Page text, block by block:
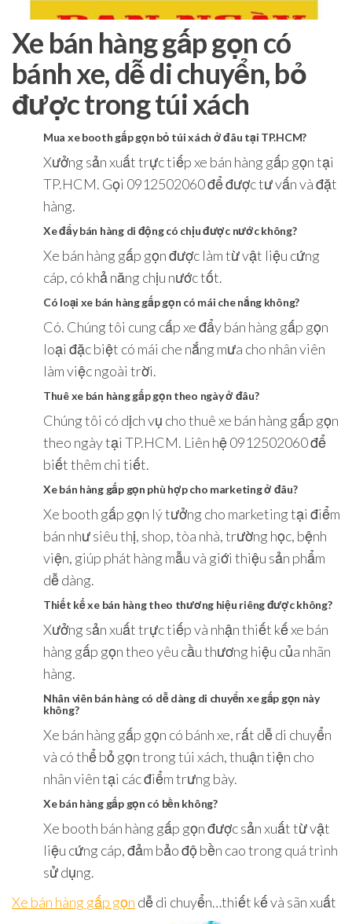
Xe bán hàng gấp gọn có
bánh xe, dễ di chuyển, bỏ
được trong túi xách
Mua xe booth gấp gọn bỏ túi xách ở đâu tại TP.HCM?
Xưởng sản xuất trực tiếp xe bán hàng gấp gọn tại
TP.HCM. Gọi 0912502060 để được tư vấn và đặt
hàng.
Xe đẩy bán hàng di động có chịu được nước không?
Xe bán hàng gấp gọn được làm từ vật liệu cứng
cáp, có khả năng chịu nước tốt.
Có loại xe bán hàng gấp gọn có mái che nắng không?
Có. Chúng tôi cung cấp xe đẩy bán hàng gấp gọn
loại đặc biệt có mái che nắng mưa cho nhân viên
làm việc ngoài trời.
Thuê xe bán hàng gấp gọn theo ngày ở đâu?
Chúng tôi có dịch vụ cho thuê xe bán hàng gấp gọn
theo ngày tại TP.HCM. Liên hệ 0912502060 để
biết thêm chi tiết.
Xe bán hàng gấp gọn phù hợp cho marketing ở đâu?
Xe booth gấp gọn lý tưởng cho marketing tại điểm
bán như siêu thị, shop, tòa nhà, trường học, bệnh
viện, giúp phát hàng mẫu và giới thiệu sản phẩm
dễ dàng.
Thiết kế xe bán hàng theo thương hiệu riêng được không?
Xưởng sản xuất trực tiếp và nhận thiết kế xe bán
hàng gấp gọn theo yêu cầu thương hiệu của nhãn
hàng.
Nhân viên bán hàng có dễ dàng di chuyển xe gấp gọn này
không?
Xe bán hàng gấp gọn có bánh xe, rất dễ di chuyển
và có thể bỏ gọn trong túi xách, thuận tiện cho
nhân viên tại các điểm trưng bày.
Xe bán hàng gấp gọn có bền không?
Xe booth bán hàng gấp gọn được sản xuất từ vật
liệu cứng cáp, đảm bảo độ bền cao trong quá trình
sử dụng.
Xe bán hàng gấp gọn dễ di chuyển…thiết kế và sãn xuất